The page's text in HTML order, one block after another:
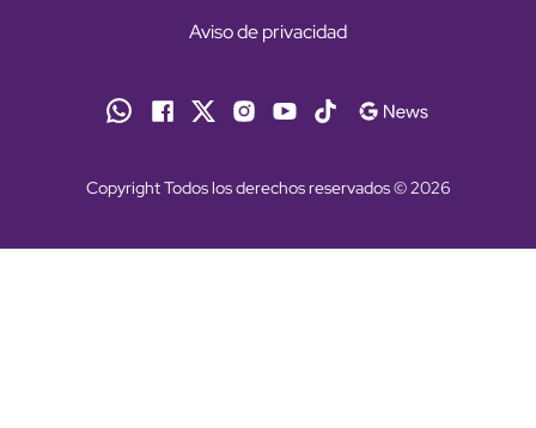
Aviso de privacidad
Copyright Todos los derechos reservados © 2026